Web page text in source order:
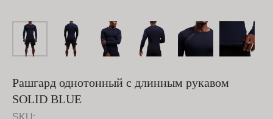
Рашгард однотонный с длинным рукавом
SOLID BLUE
SKU: